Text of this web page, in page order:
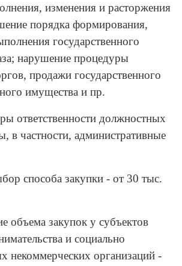
изменения и расторжения
порядка формирования,
государственного
нарушение процедуры
продажи государственного
имущества и пр.
ответственности должностных
в частности, административные
способа закупки - от 30 тыс.
объема закупок у субъектов
и социально
некоммерческих организаций -